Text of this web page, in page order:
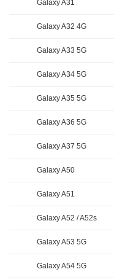
Galaxy A31
Galaxy A32 4G
Galaxy A33 5G
Galaxy A34 5G
Galaxy A35 5G
Galaxy A36 5G
Galaxy A37 5G
Galaxy A50
Galaxy A51
Galaxy A52 / A52s
Galaxy A53 5G
Galaxy A54 5G